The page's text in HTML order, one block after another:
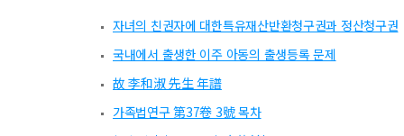
자녀의 친권자에 대한특유재산반환청구권과 정산청구권
국내에서 출생한 이주 아동의 출생등록 문제
故 李和淑 先生 年譜
가족법연구 第37卷 3號 목차